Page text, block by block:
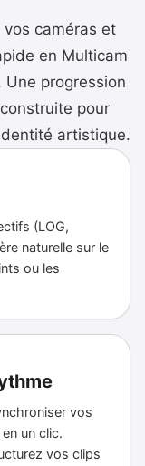
caméras et
en Multicam
Une progression
pour
artistique.
(LOG,
naturelle sur le
ou les
vos
un clic.
vos clips